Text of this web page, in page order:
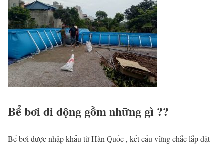
Bể bơi di động gồm những gì ??
Bể bơi được nhập khẩu từ Hàn Quốc , kết cấu vững chắc lắp đặt